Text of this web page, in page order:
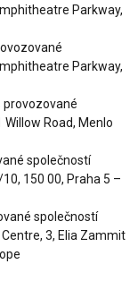
Parkway,
Parkway,
provozované
Road, Menlo
společností
150 00, Praha 5 –
společností
3, Elia Zammit